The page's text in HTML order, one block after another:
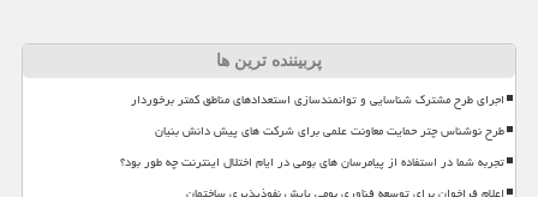
پربیننده ترین ها
اجرای طرح مشترک شناسایی و توانمندسازی استعدادهای مناطق کمتر برخوردار
طرح نوشناس چتر حمایت معاونت علمی برای شرکت های پیش دانش بنیان
تجربه شما در استفاده از پیامرسان های بومی در ایام اختلال اینترنت چه طور بود؟